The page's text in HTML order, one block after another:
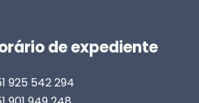
de expediente
925 542 294